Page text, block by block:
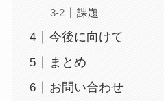
課題
今後に向けて
まとめ
お問い合わせ